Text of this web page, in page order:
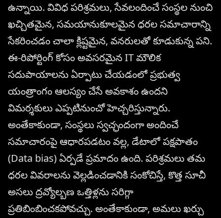
ఉన్నాయి. వివిధ పరిశ్రమలు, సేవలందించే సంస్థల నుంచి
ఖచ్చితమైన, సమయానుకూలమైన ధరల సమాచారాన్ని
సేకరించడం చాలా క్లిష్టమైన, వనరులతో కూడుకున్న పని.
ఈ-రిపోర్టింగ్ కోసం అవసరమైన IT మౌలిక
సదుపాయాలను ఏర్పాటు చేయడంలో ప్రభుత్వ
యంత్రాంగం ఆలస్యం చేసే అవకాశం ఉందని
విమర్శకులు ఎప్పటినుంచో హెచ్చరిస్తున్నారు.
అంతేకాకుండా, సంస్థలు స్వచ్ఛందంగా అందించే
సమాచారంపై ఆధారపడటం వల్ల, డేటాలో పక్షపాతం
(Data bias) ఏర్పడే ప్రమాదం ఉంది. పరిశ్రమలు తమ
ధరల వివరాలను వెల్లడించడానికి సంకోచిస్తే, కొత్త సూచీ
అసలు ద్రవ్యోల్బణ ఒత్తిళ్లను సరిగ్గా
ప్రతిబింబించకపోవచ్చు. అంతేకాకుండా, అమలు ఖర్చు